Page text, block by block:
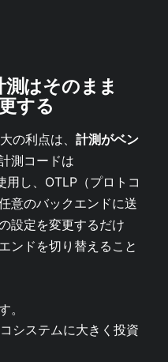
はそのまま
する
の利点は、 計測がベン
測コードは
し、OTLP（プロトコ
意のバックエンドに送
設定を変更するだけ
ンドを切り替えること
。
システムに大きく投資